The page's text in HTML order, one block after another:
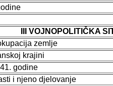
III VOJNOPOLITIČKA
zemlje
krajini
godine
i njeno djelovanje